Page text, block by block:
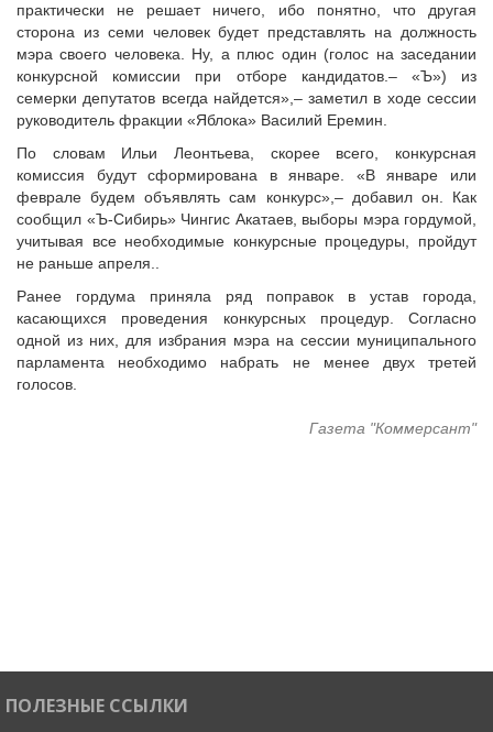
практически не решает ничего, ибо понятно, что другая
сторона из семи человек будет представлять на должность
мэра своего человека. Ну, а плюс один (голос на заседании
конкурсной комиссии при отборе кандидатов.– «Ъ») из
семерки депутатов всегда найдется»,– заметил в ходе сессии
руководитель фракции «Яблока» Василий Еремин.
По словам Ильи Леонтьева, скорее всего, конкурсная
комиссия будут сформирована в январе. «В январе или
феврале будем объявлять сам конкурс»,– добавил он. Как
сообщил «Ъ-Сибирь» Чингис Акатаев, выборы мэра гордумой,
учитывая все необходимые конкурсные процедуры, пройдут
не раньше апреля..
Ранее гордума приняла ряд поправок в устав города,
касающихся проведения конкурсных процедур. Согласно
одной из них, для избрания мэра на сессии муниципального
парламента необходимо набрать не менее двух третей
голосов.
Газета "Коммерсант"
ПОЛЕЗНЫЕ ССЫЛКИ